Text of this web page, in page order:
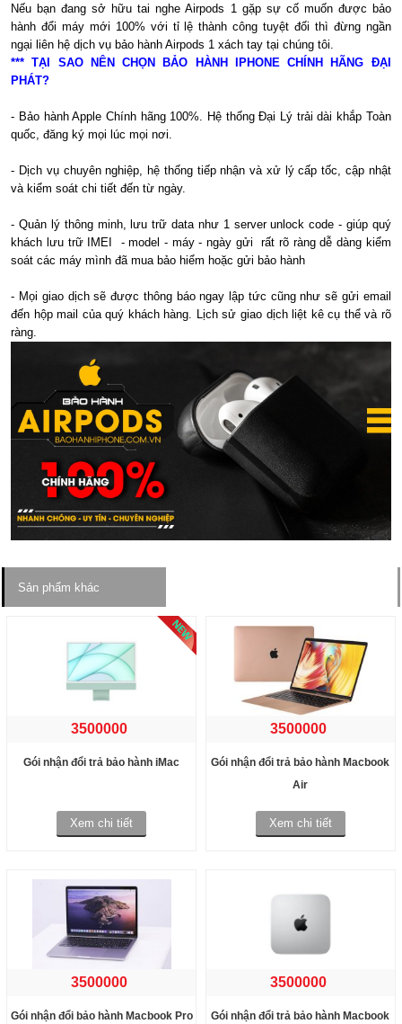
Nếu bạn đang sở hữu tai nghe Airpods 1 gặp sự cố muốn được bảo
hành đổi máy mới 100% với tỉ lệ thành công tuyệt đối thì đừng ngần
ngại liên hệ dịch vụ bảo hành Airpods 1 xách tay tại chúng tôi.
*** TẠI SAO NÊN CHỌN BẢO HÀNH IPHONE CHÍNH HÃNG ĐẠI
PHÁT?
- Bảo hành Apple Chính hãng 100%. Hệ thống Đại Lý trải dài khắp Toàn
quốc, đăng ký mọi lúc mọi nơi.
- Dịch vụ chuyên nghiệp, hệ thống tiếp nhận và xử lý cấp tốc, cập nhật
và kiểm soát chi tiết đến từ ngày.
- Quản lý thông minh, lưu trữ data như 1 server unlock code - giúp quý
khách lưu trữ IMEI - model - máy - ngày gửi rất rõ ràng dễ dàng kiểm
soát các máy mình đã mua bảo hiểm hoặc gửi bảo hành
- Mọi giao dịch sẽ được thông báo ngay lập tức cũng như sẽ gửi email
đến hộp mail của quý khách hàng. Lịch sử giao dịch liệt kê cụ thể và rõ
ràng.
Sản phẩm khác
3500000
Gói nhận đổi trả bảo hành iMac
Xem chi tiết
3500000
Gói nhận đổi trả bảo hành Macbook
Air
Xem chi tiết
3500000
Gói nhận đổi bảo hành Macbook Pro
3500000
Gói nhận đổi trả bảo hành Macbook